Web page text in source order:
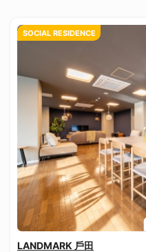
SOCIAL RESIDENCE
LANDMARK 戶田